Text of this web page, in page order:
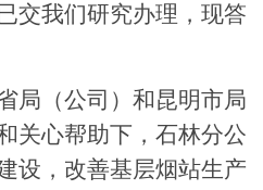
交我们研究办理，现答
局（公司）和昆明市局
关心帮助下，石林分公
设，改善基层烟站生产